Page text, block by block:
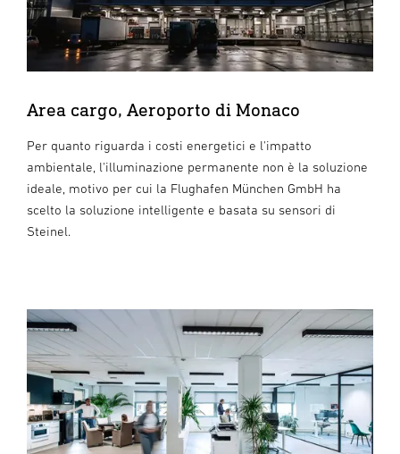
Area cargo, Aeroporto di Monaco
Per quanto riguarda i costi energetici e l'impatto
ambientale, l'illuminazione permanente non è la soluzione
ideale, motivo per cui la Flughafen München GmbH ha
scelto la soluzione intelligente e basata su sensori di
Steinel.